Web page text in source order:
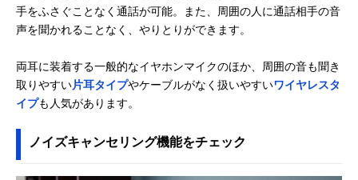
手をふさぐことなく通話が可能。また、周囲の人に通話相手の音
声を聞かれることなく、やりとりができます。
両耳に装着する一般的なイヤホンマイクのほか、周囲の音も聞き
取りやすい片耳タイプやケーブルがなく扱いやすいワイヤレスタ
イプも人気があります。
ノイズキャンセリング機能をチェック